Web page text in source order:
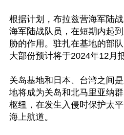
根据计划，布拉兹营海军陆
海军陆战队员，在短期内起
胁的作用。驻扎在基地的部
大部份预计将于2024年12月
关岛基地和日本、台湾之间
地将成为关岛和北马里亚纳
枢纽，在发生入侵时保护太
海上航道。